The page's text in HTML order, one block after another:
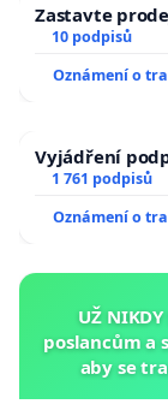
Zastavte
10 podpisů
Oznámení o
Vyjádření
1 761 podpisů
Oznámení o
UŽ NIKDY
poslancům a
aby se